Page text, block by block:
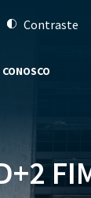
Contraste